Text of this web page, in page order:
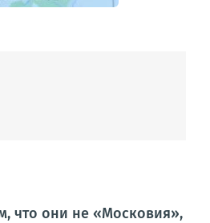
что они не «Московия»,